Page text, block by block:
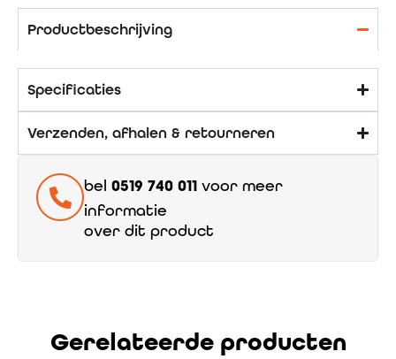
Productbeschrijving
Specificaties
Verzenden, afhalen & retourneren
bel 0519 740 011 voor meer
informatie
over dit product
Gerelateerde producten